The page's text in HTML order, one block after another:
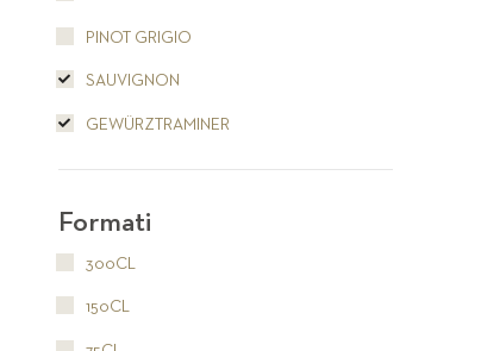
PINOT GRIGIO
SAUVIGNON
GEWÜRZTRAMINER
Formati
300CL
150CL